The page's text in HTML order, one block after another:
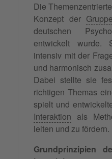
Die Themenzentrierte
Konzept der
deutschen
entwickelt wurde.
intensiv mit der
und harmonisch
Dabei stellte sie
richtigen Themas
spielt und
Interaktion als
leiten und zu fördern.
Grundprinzipien